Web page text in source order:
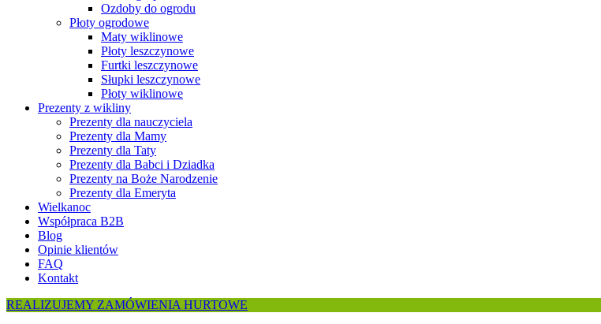
Ozdoby do ogrodu
Płoty ogrodowe
Maty wiklinowe
Płoty leszczynowe
Furtki leszczynowe
Słupki leszczynowe
Płoty wiklinowe
Prezenty z wikliny
Prezenty dla nauczyciela
Prezenty dla Mamy
Prezenty dla Taty
Prezenty dla Babci i Dziadka
Prezenty na Boże Narodzenie
Prezenty dla Emeryta
Wielkanoc
Współpraca B2B
Blog
Opinie klientów
FAQ
Kontakt
REALIZUJEMY ZAMÓWIENIA HURTOWE